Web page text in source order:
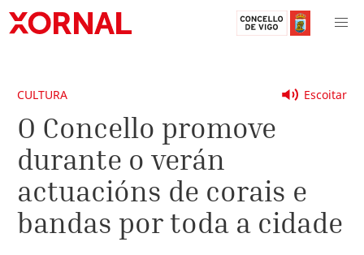
Escoitar
CULTURA
O Concello promove
durante o verán
actuacións de corais e
bandas por toda a cidade